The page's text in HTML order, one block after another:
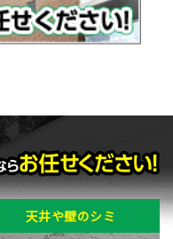
天井や壁のシミ